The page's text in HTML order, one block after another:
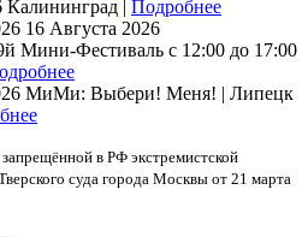
Калининград | Подробнее
16 Августа 2026
Мини-Фестиваль с 12:00 до 17:00
МиМи: Выбери! Меня! | Липецк
в РФ экстремистской
суда города Москвы от 21 марта